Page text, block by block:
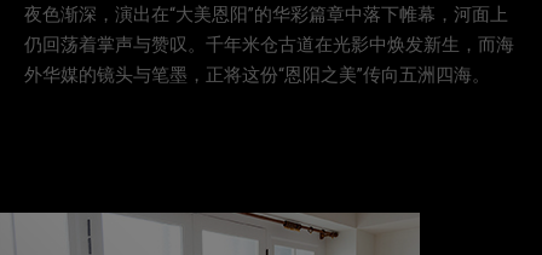
夜色渐深，演出在“大美恩阳”的华彩篇章中落下帷幕，河面上
仍回荡着掌声与赞叹。千年米仓古道在光影中焕发新生，而海
外华媒的镜头与笔墨，正将这份“恩阳之美”传向五洲四海。